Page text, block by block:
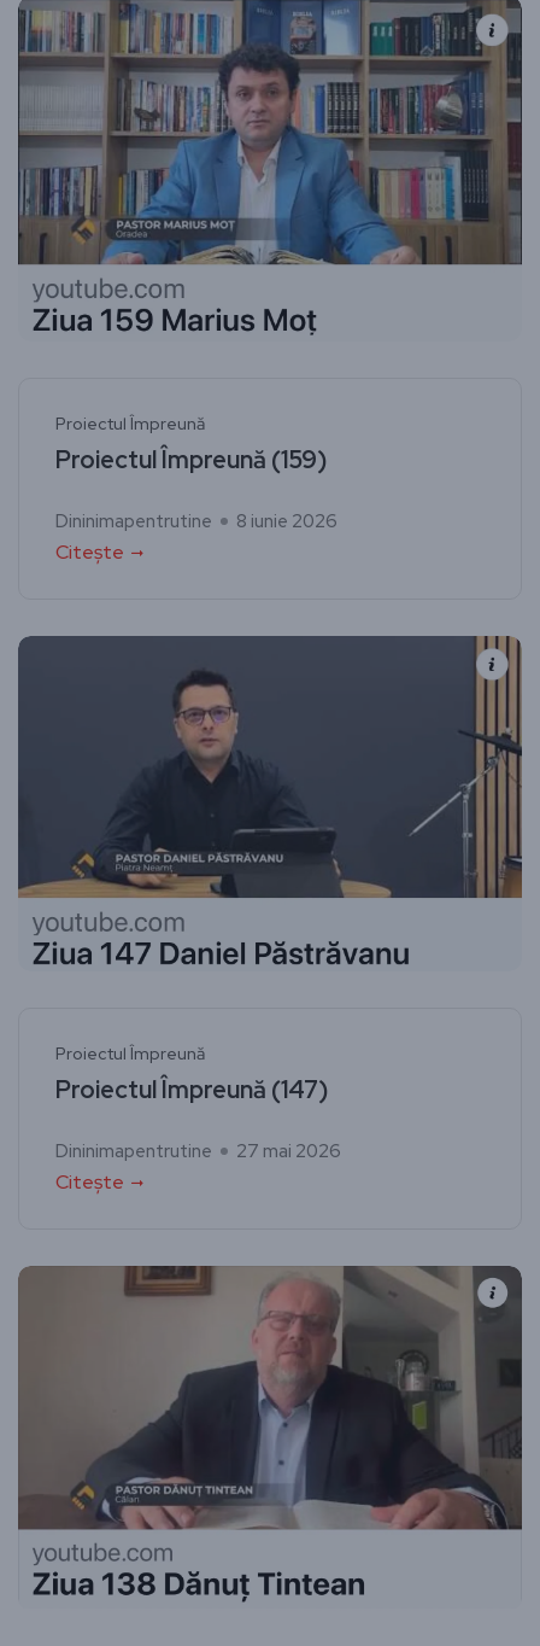
Proiectul Împreună
Proiectul Împreună (159)
Dininimapentrutine 8 iunie 2026
Citește
Proiectul Împreună
Proiectul Împreună (147)
Dininimapentrutine 27 mai 2026
Citește